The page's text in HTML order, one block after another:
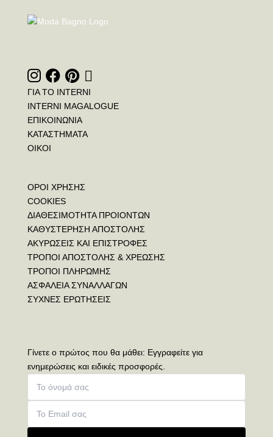
ΓΙΑ ΤΟ INTERNI
INTERNI MAGALOGUE
ΕΠΙΚΟΙΝΩΝΙΑ
ΚΑΤΑΣΤΗΜΑΤΑ
ΟΙΚΟΙ
ΟΡΟΙ ΧΡΗΣΗΣ
COOKIES
ΔΙΑΘΕΣΙΜΟΤΗΤΑ ΠΡΟΙΟΝΤΩΝ
ΚΑΘΥΣΤΕΡΗΣΗ ΑΠΟΣΤΟΛΗΣ
ΑΚΥΡΩΣΕΙΣ ΚΑΙ ΕΠΙΣΤΡΟΦΕΣ
ΤΡΟΠΟΙ ΑΠΟΣΤΟΛΗΣ & ΧΡΕΩΣΗΣ
ΤΡΟΠΟΙ ΠΛΗΡΩΜΗΣ
ΑΣΦΑΛΕΙΑ ΣΥΝΑΛΛΑΓΩΝ
ΣΥΧΝΕΣ ΕΡΩΤΗΣΕΙΣ
Γίνετε ο πρώτος που θα μάθει: Εγγραφείτε για
ενημερώσεις και ειδικές προσφορές.